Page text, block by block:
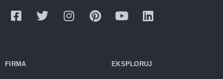
FIRMA EKSPLORUJ